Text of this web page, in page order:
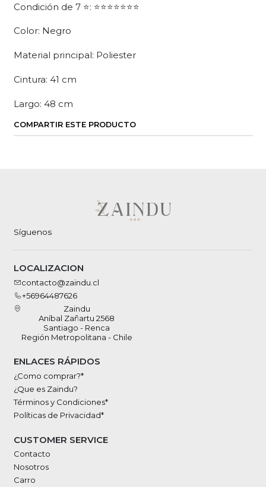
Condición de 7 ⭐: ⭐⭐⭐⭐⭐⭐⭐
Color: Negro
Material principal: Poliester
Cintura: 41 cm
Largo: 48 cm
COMPARTIR ESTE PRODUCTO
Síguenos
LOCALIZACION
contacto@zaindu.cl
+56964487626
Zaindu
Aníbal Zañartu 2568
Santiago - Renca
Región Metropolitana - Chile
ENLACES RÁPIDOS
¿Como comprar?*
¿Que es Zaindu?
Términos y Condiciones*
Políticas de Privacidad*
CUSTOMER SERVICE
Contacto
Nosotros
Carro